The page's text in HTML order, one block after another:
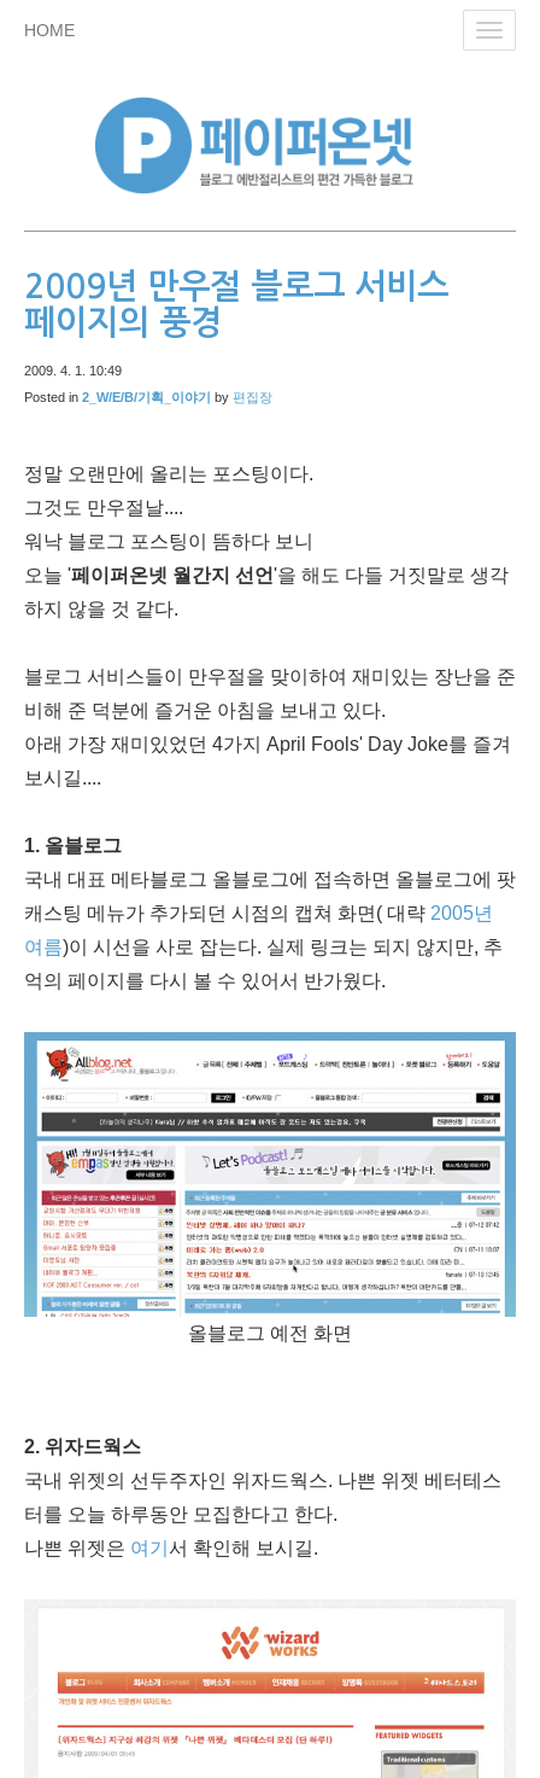
HOME
2009년 만우절 블로그 서비스
페이지의 풍경
2009. 4. 1. 10:49
Posted in 2_W/E/B/기획_이야기 by 편집장
정말 오랜만에 올리는 포스팅이다.
그것도 만우절날....
워낙 블로그 포스팅이 뜸하다 보니
오늘 '페이퍼온넷 월간지 선언'을 해도 다들 거짓말로 생각
하지 않을 것 같다.
블로그 서비스들이 만우절을 맞이하여 재미있는 장난을 준
비해 준 덕분에 즐거운 아침을 보내고 있다.
아래 가장 재미있었던 4가지 April Fools' Day Joke를 즐겨
보시길....
1. 올블로그
국내 대표 메타블로그 올블로그에 접속하면 올블로그에 팟
캐스팅 메뉴가 추가되던 시점의 캡쳐 화면( 대략 2005년
여름)이 시선을 사로 잡는다. 실제 링크는 되지 않지만, 추
억의 페이지를 다시 볼 수 있어서 반가웠다.
올블로그 예전 화면
2. 위자드웍스
국내 위젯의 선두주자인 위자드웍스. 나쁜 위젯 베터테스
터를 오늘 하루동안 모집한다고 한다.
나쁜 위젯은 여기 서 확인해 보시길.